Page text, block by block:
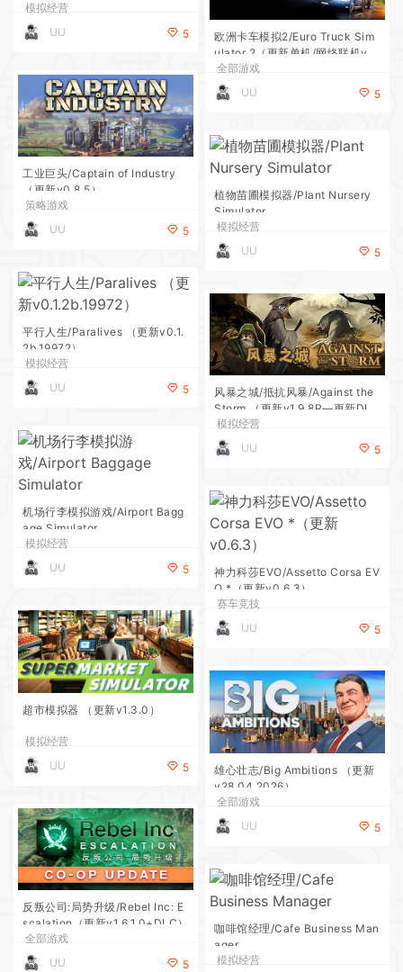
模拟经营
UU
5
欧洲卡车模拟2/Euro Truck Sim
ulator 2（更新单机/网络联机v1.
60.1.0s）
全部游戏
UU
5
工业巨头/Captain of Industry
（更新v0.8.5）
策略游戏
UU
5
植物苗圃模拟器/Plant Nursery
Simulator
模拟经营
UU
5
平行人生/Paralives （更新v0.1.
2b.19972）
模拟经营
UU
5
风暴之城/抵抗风暴/Against the
Storm （更新v1.9.8R—更新DL
C）
模拟经营
UU
5
机场行李模拟游戏/Airport Bagg
age Simulator
模拟经营
UU
5
神力科莎EVO/Assetto Corsa EV
O *（更新v0.6.3）
赛车竞技
UU
5
超市模拟器 （更新v1.3.0）
模拟经营
UU
5
雄心壮志/Big Ambitions （更新
v28.04.2026）
全部游戏
UU
5
反叛公司:局势升级/Rebel Inc: E
scalation（更新v1.6.1.0+DLC）
全部游戏
UU
5
咖啡馆经理/Cafe Business Man
ager
模拟经营